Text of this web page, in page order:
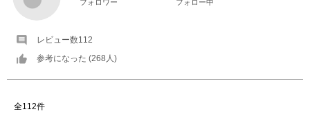
フォロワー
フォロー中
レビュー数112
参考になった (268 人)
全112件